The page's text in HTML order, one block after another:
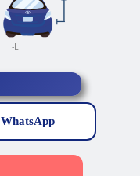
-L
WhatsApp